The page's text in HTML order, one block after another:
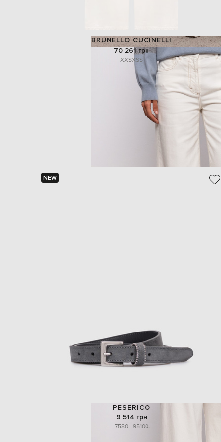
BRUNELLO CUCINELLI
70 261 грн
XXSXSS
NEW
PESERICO
9 514 грн
7580...95100